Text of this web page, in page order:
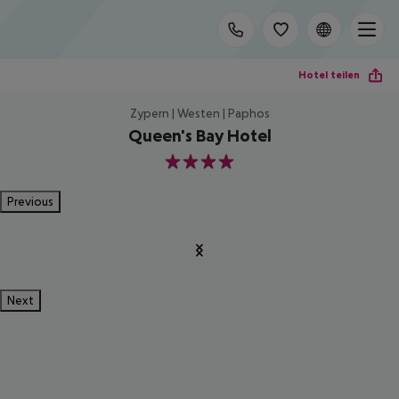
Hotel teilen
Zypern | Westen | Paphos
Queen's Bay Hotel
4
Previous
Next